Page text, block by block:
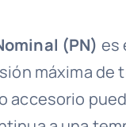
(PN) es
máxima de
accesorio